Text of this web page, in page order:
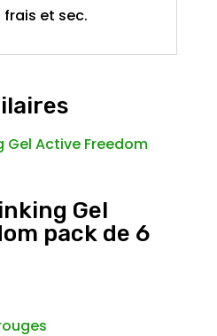
et sec.
Gel
pack de 6